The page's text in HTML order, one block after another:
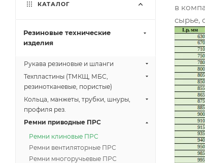
в
сырье,
КАТАЛОГ
Резиновые технические
изделия
Рукава резиновые и шланги
Техпластины (ТМКЩ, МБС,
резинотканевые, пористые)
Кольца, манжеты, трубки, шнуры,
профиля рез.
Ремни приводные ПРС
Ремни клиновые ПРС
Ремни вентиляторные ПРС
Ремни многоручьевые ПРС